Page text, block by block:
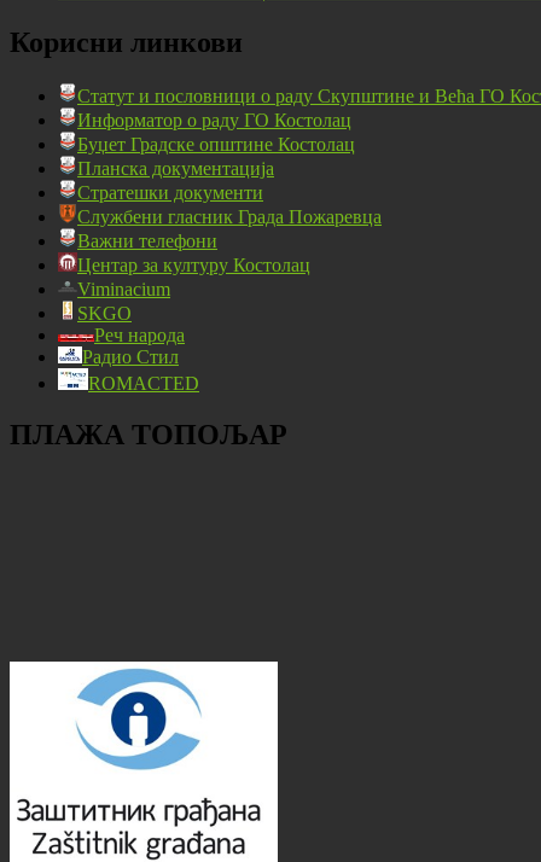
Корисни линкови
Статут и пословници о раду Скупштине и Већа ГО
Информатор о раду ГО Костолац
Буџет Градске општине Костолац
Планска документација
Стратешки документи
Службени гласник Града Пожаревца
Важни телефони
Центар за културу Костолац
Viminacium
SKGO
Реч народа
Радио Стил
ROMACTED
ПЛАЖА ТОПОЉАР